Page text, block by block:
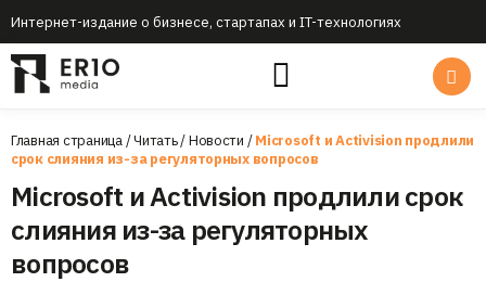
Интернет-издание о бизнесе, стартапах и IT-технологиях
Главная страница/Читать/Новости /Microsoft и Activision продлили
срок слияния из-за регуляторных вопросов
Microsoft и Activision продлили срок
слияния из-за регуляторных
вопросов